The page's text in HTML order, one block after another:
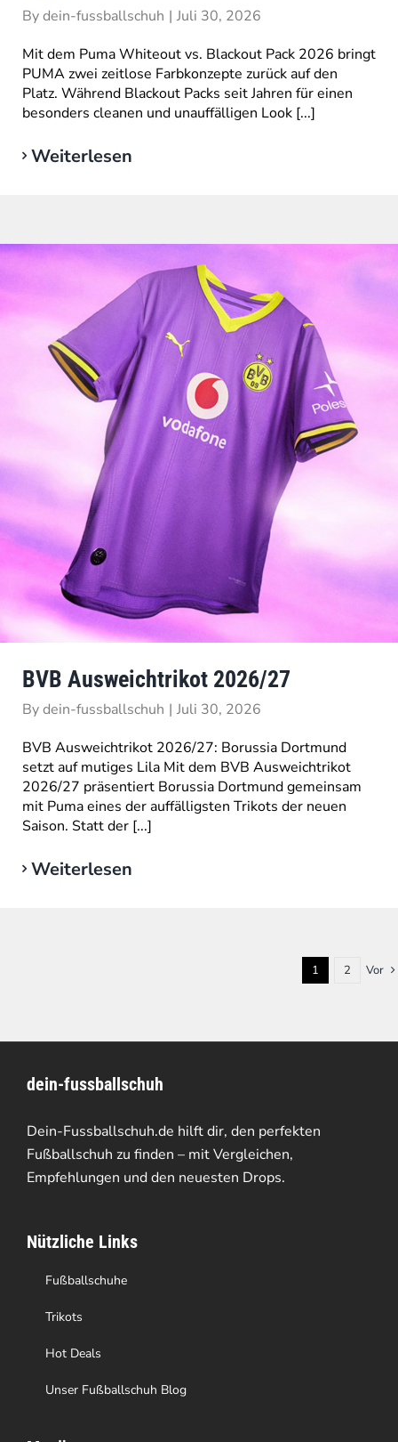
Bydein-fussballschuh | Juli 30, 2026
Mit dem Puma Whiteout vs. Blackout Pack 2026 bringt
PUMA zwei zeitlose Farbkonzepte zurück auf den
Platz. Während Blackout Packs seit Jahren für einen
besonders cleanen und unauffälligen Look [...]
Weiterlesen
BVB Ausweichtrikot 2026/27
Bydein-fussballschuh | Juli 30, 2026
BVB Ausweichtrikot 2026/27: Borussia Dortmund
setzt auf mutiges Lila Mit dem BVB Ausweichtrikot
2026/27 präsentiert Borussia Dortmund gemeinsam
mit Puma eines der auffälligsten Trikots der neuen
Saison. Statt der [...]
Weiterlesen
1 2 Vor
dein-fussballschuh
Dein-Fussballschuh.de hilft dir, den perfekten
Fußballschuh zu finden – mit Vergleichen,
Empfehlungen und den neuesten Drops.
Nützliche Links
Fußballschuhe
Trikots
Hot Deals
Unser Fußballschuh Blog